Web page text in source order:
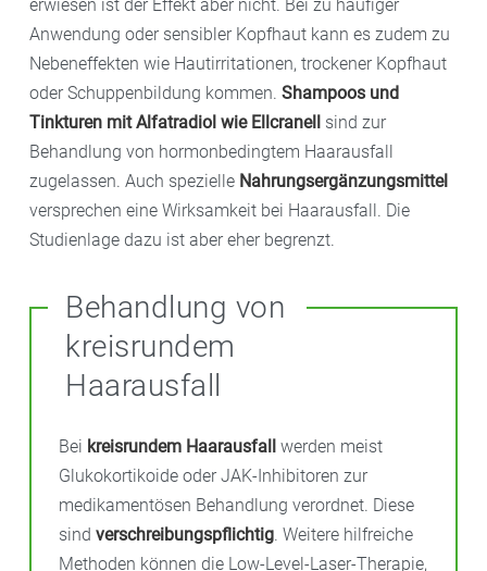
erwiesen ist der Effekt aber nicht. Bei zu häufiger
Anwendung oder sensibler Kopfhaut kann es zudem zu
Nebeneffekten wie Hautirritationen, trockener Kopfhaut
oder Schuppenbildung kommen. Shampoos und
Tinkturen mit Alfatradiol wie Ellcranell sind zur
Behandlung von hormonbedingtem Haarausfall
zugelassen. Auch spezielle Nahrungsergänzungsmittel
versprechen eine Wirksamkeit bei Haarausfall. Die
Studienlage dazu ist aber eher begrenzt.
Behandlung von
kreisrundem
Haarausfall
Bei kreisrundem Haarausfall werden meist
Glukokortikoide oder JAK-Inhibitoren zur
medikamentösen Behandlung verordnet. Diese
sind verschreibungspflichtig. Weitere hilfreiche
Methoden können die Low-Level-Laser-Therapie,